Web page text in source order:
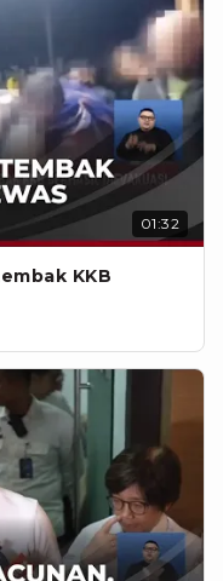
01:32
KKB